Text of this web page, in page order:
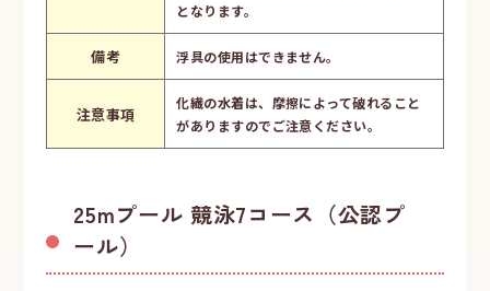
となります。
備考 浮具の使用はできません。
注意事項
化繊の水着は、摩擦によって破れること
がありますのでご注意ください。
25mプール 競泳7コース（公認プ
ール）